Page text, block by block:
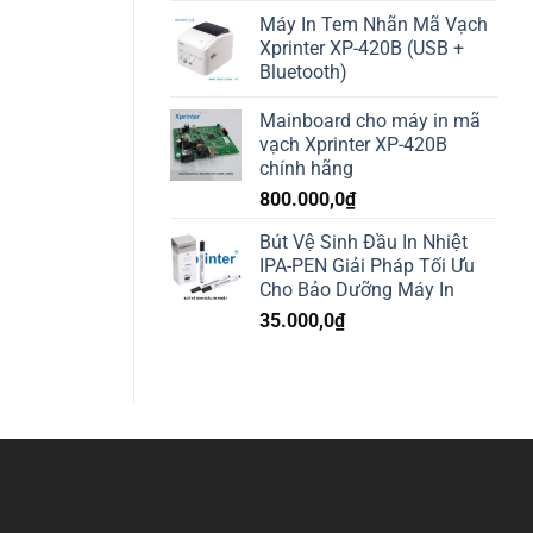
Máy In Tem Nhãn Mã Vạch
Xprinter XP-420B (USB +
Bluetooth)
Mainboard cho máy in mã
vạch Xprinter XP-420B
chính hãng
800.000,0₫
Bút Vệ Sinh Đầu In Nhiệt
IPA-PEN Giải Pháp Tối Ưu
Cho Bảo Dưỡng Máy In
35.000,0₫